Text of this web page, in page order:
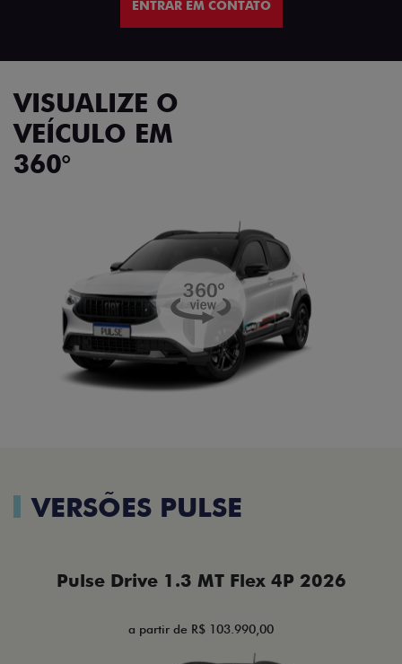
ENTRAR EM CONTATO
VISUALIZE O
VEÍCULO EM
360°
VERSÕES PULSE
Pulse Drive 1.3 MT Flex 4P 2026
a partir de R$ 103.990,00